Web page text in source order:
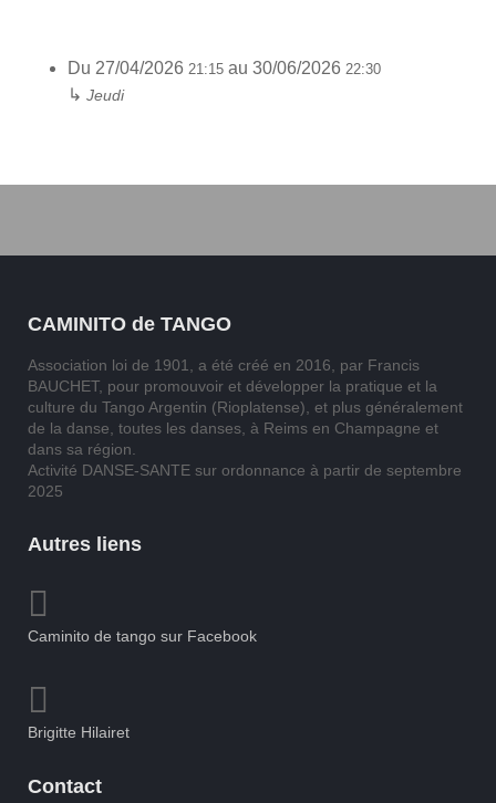
Du 27/04/2026 21:15 au 30/06/2026 22:30
↳ Jeudi
CAMINITO de TANGO
Association loi de 1901, a été créé en 2016, par Francis
BAUCHET, pour promouvoir et développer la pratique et la
culture du Tango Argentin (Rioplatense), et plus généralement
de la danse, toutes les danses, à Reims en Champagne et
dans sa région.
Activité DANSE-SANTE sur ordonnance à partir de septembre
2025
Autres liens
Caminito de tango sur Facebook
Brigitte Hilairet
Contact